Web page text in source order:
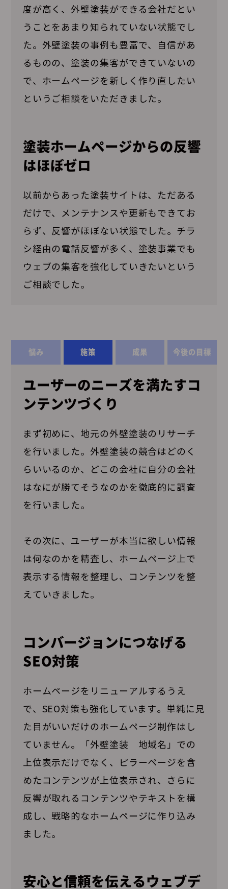
度が高く、外壁塗装ができる会社だとい
うことをあまり知られていない状態でし
た。外壁塗装の事例も豊富で、自信があ
るものの、塗装の集客ができていないの
で、ホームページを新しく作り直したい
というご相談をいただきました。
塗装ホームページからの反響
はほぼゼロ
以前からあった塗装サイトは、ただある
だけで、メンテナンスや更新もできてお
らず、反響がほぼない状態でした。チラ
シ経由の電話反響が多く、塗装事業でも
ウェブの集客を強化していきたいという
ご相談でした。
悩み 施策 成果 今後の目標
ユーザーのニーズを満たすコ
ンテンツづくり
まず初めに、地元の外壁塗装のリサーチ
を行いました。外壁塗装の競合はどのく
らいいるのか、どこの会社に自分の会社
はなにが勝てそうなのかを徹底的に調査
を行いました。
その次に、ユーザーが本当に欲しい情報
は何なのかを精査し、ホームページ上で
表示する情報を整理し、コンテンツを整
えていきました。
コンバージョンにつなげる
SEO対策
ホームページをリニューアルするうえ
で、SEO対策も強化しています。単純に見
た目がいいだけのホームページ制作はし
ていません。「外壁塗装 地域名」での
上位表示だけでなく、ピラーページを含
めたコンテンツが上位表示され、さらに
反響が取れるコンテンツやテキストを構
成し、戦略的なホームページに作り込み
ました。
安心と信頼を伝えるウェブデ